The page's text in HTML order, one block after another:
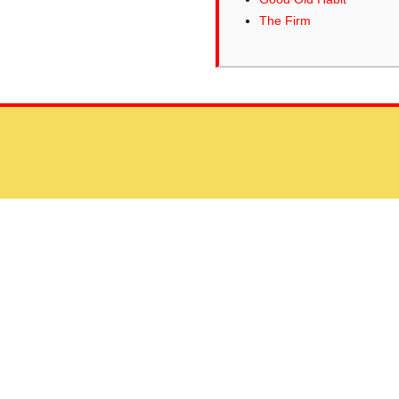
The Firm